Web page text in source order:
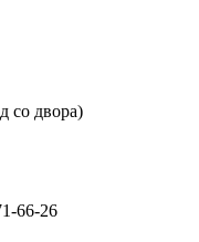
со двора)
66-26